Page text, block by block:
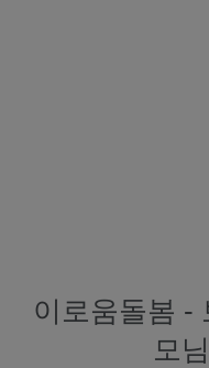
이로움돌봄 -
모